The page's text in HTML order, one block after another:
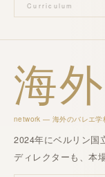
Curriculum
海外
network — 海外のバレエ学
2024年にベルリン国
ディレクターも、本